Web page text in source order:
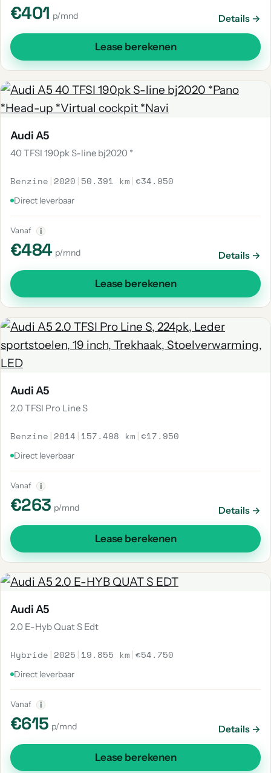
€401 p/mnd Details →
Lease berekenen
Audi A5
40 TFSI 190pk S-line bj2020 *
Benzine | 2020 | 50.391 km |€34.950
Direct leverbaar
Vanaf i
€484 p/mnd Details →
Lease berekenen
Audi A5
2.0 TFSI Pro Line S
Benzine | 2014 | 157.498 km |€17.950
Direct leverbaar
Vanaf i
€263 p/mnd Details →
Lease berekenen
Audi A5
2.0 E-Hyb Quat S Edt
Hybride | 2025 | 19.855 km |€54.750
Direct leverbaar
Vanaf i
€615 p/mnd Details →
Lease berekenen